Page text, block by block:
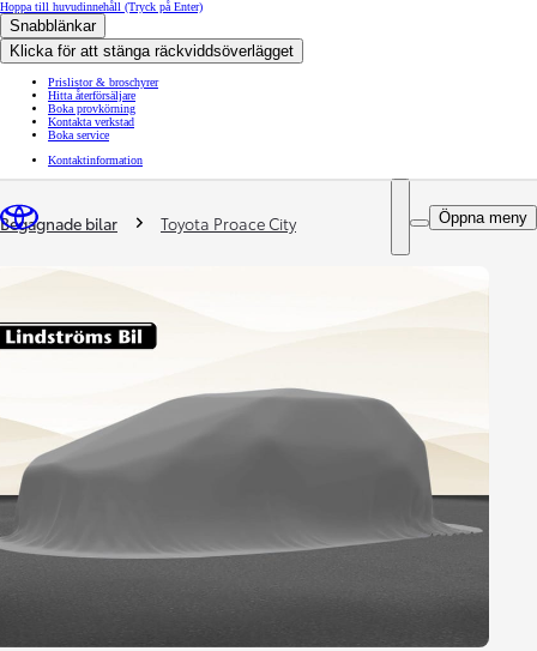
Hoppa till huvudinnehåll (Tryck på Enter)
Snabblänkar
Klicka för att stänga räckviddsöverlägget
Prislistor & broschyrer
Hitta återförsäljare
Boka provkörning
Kontakta verkstad
Boka service
Kontaktinformation
Öppna meny
You are here
Begagnade bilar Toyota Proace City